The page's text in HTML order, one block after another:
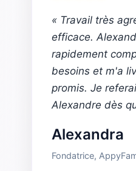
« Travail très
efficace.
rapidement
besoins et m'a
promis. Je
Alexandre dès
Alexandra
Fondatrice,